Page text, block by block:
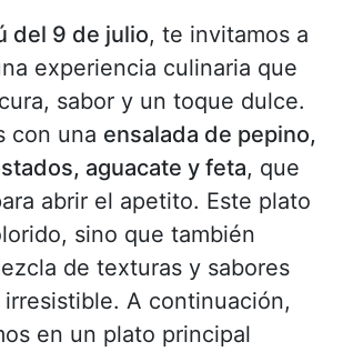
del 9 de julio, te invitamos a
experiencia culinaria que
sabor y un toque dulce.
con una ensalada de pepino,
aguacate y feta, que
abrir el apetito. Este plato
sino que también
de texturas y sabores
A continuación,
en un plato principal